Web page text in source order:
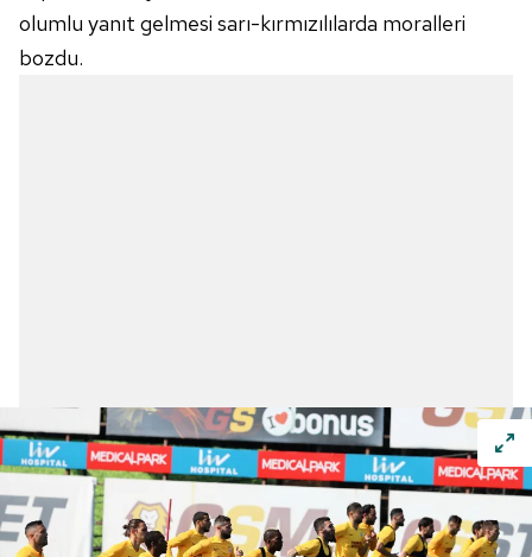
olumlu yanıt gelmesi sarı-kırmızılılarda moralleri
bozdu.